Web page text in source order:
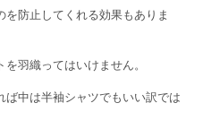
防止してくれる効果もありま
羽織ってはいけません。
ば中は半袖シャツでもいい訳では